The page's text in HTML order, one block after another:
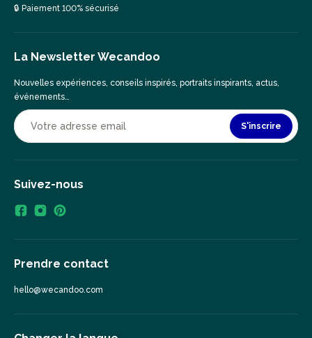
🔒 Paiement 100% sécurisé
La Newsletter Wecandoo
Nouvelles expériences, conseils inspirés, portraits inspirants, actus,
événements…
S'inscrire
Suivez-nous
Prendre contact
hello@wecandoo.com